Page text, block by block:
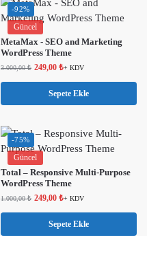
-92%
Güncel
MetaMax - SEO and Marketing
WordPress Theme
3.000,00₺ 249,00 ₺+ KDV
Sepete Ekle
-75%
Güncel
Total – Responsive Multi-Purpose
WordPress Theme
1.000,00₺ 249,00 ₺+ KDV
Sepete Ekle